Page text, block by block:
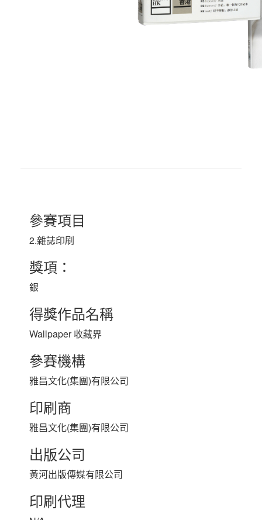
參賽項目
2.雜誌印刷
獎項：
銀
得獎作品名稱
Wallpaper 收藏界
參賽機構
雅昌文化(集團)有限公司
印刷商
雅昌文化(集團)有限公司
出版公司
黃河出版傳媒有限公司
印刷代理